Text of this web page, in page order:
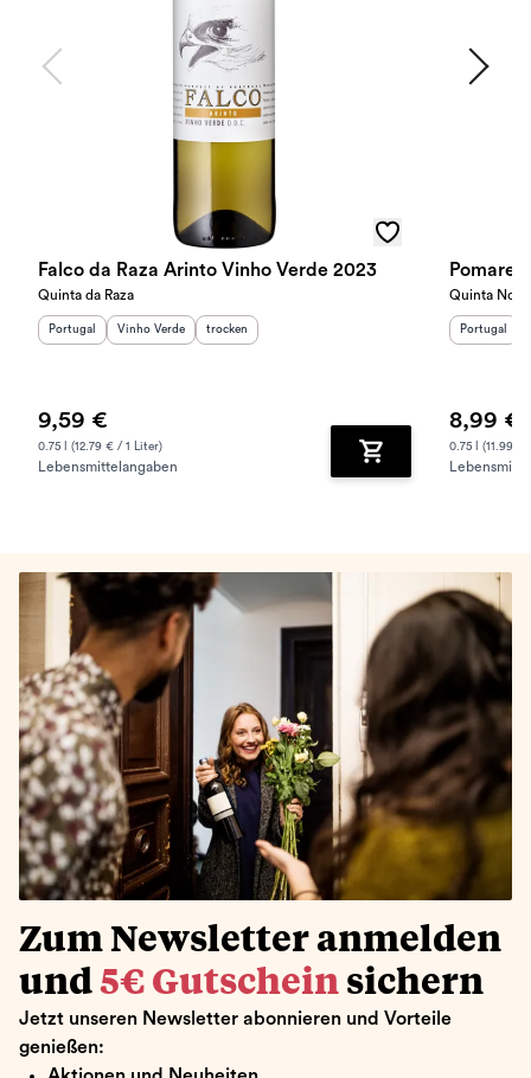
Falco da Raza Arinto Vinho Verde 2023
Quinta da Raza
Herkunftsland:
Portugal Herkunftsregion :
Vinho Verde Geschmack
trocken
9,59 €
0.75 l (12.79 € / 1 Liter)
Lebensmittelangaben Zum Warenkorb
Quinta Nova
Portugal
8,99 €
0.75 l (11.99 €
Zum Newsletter anmelden
und 5€ Gutschein sichern
Jetzt unseren Newsletter abonnieren und Vorteile
genießen: